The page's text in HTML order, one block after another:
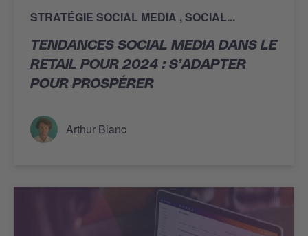
STRATÉGIE SOCIAL MEDIA SOCIAL...
TENDANCES SOCIAL MEDIA DANS LE
RETAIL POUR 2024 : S’ADAPTER
POUR PROSPÉRER
Arthur Blanc